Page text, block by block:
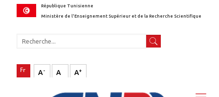
République Tunisienne
Ministère de l'Enseignement Supérieur et de la Recherche Scientifique
A- A A+